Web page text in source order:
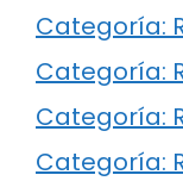
Categoría:
Categoría:
Categoría:
Categoría: